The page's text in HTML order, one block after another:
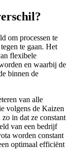
om processen te
te gaan. Het
flexibele
en waarbij de
binnen de
van alle
volgens de Kaizen
in dat ze constant
van een bedrijf
worden constant
optimaal efficiënt